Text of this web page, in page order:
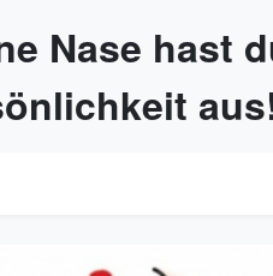
Nase hast